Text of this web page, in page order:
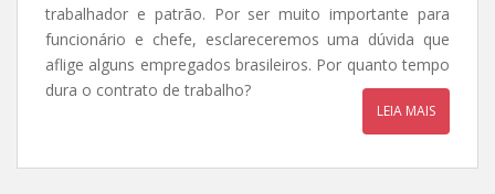
trabalhador e patrão. Por ser muito importante para
funcionário e chefe, esclareceremos uma dúvida que
aflige alguns empregados brasileiros. Por quanto tempo
dura o contrato de trabalho?
LEIA MAIS